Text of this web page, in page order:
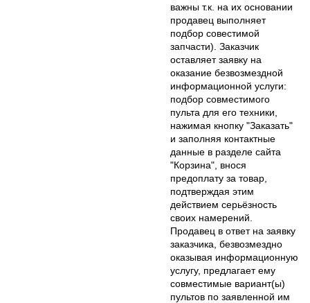
важны т.к. на их основании
продавец выполняет
подбор совестимой
запчасти). Заказчик
оставляет заявку на
оказание безвозмездной
информационной услуги:
подбор совместимого
пульта для его техники,
нажимая кнопку "Заказать"
и заполняя контактные
данные в разделе сайта
"Корзина", внося
предоплату за товар,
подтверждая этим
действием серьёзность
своих намерений.
Продавец в ответ на заявку
заказчика, безвозмездно
оказывая информационную
услугу, предлагает ему
совместимые вариант(ы)
пультов по заявленной им